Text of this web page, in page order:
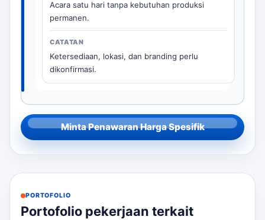
Acara satu hari tanpa kebutuhan produksi
permanen.
Ketersediaan, lokasi, dan branding perlu
dikonfirmasi.
Minta Penawaran Harga Spesifik
PORTOFOLIO
Portofolio pekerjaan terkait